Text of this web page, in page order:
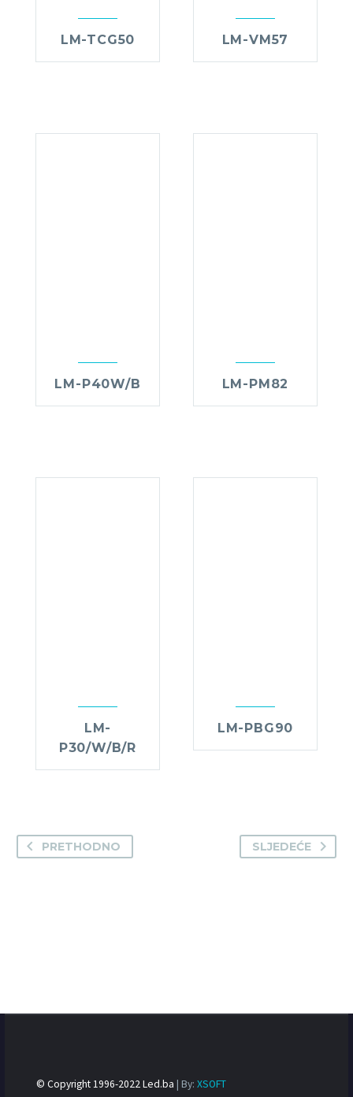
LM-TCG50 LM-VM57
LM-P40W/B LM-PM82
LM-
P30/W/B/R
LM-PBG90
PRETHODNO SLJEDEĆE
© Copyright 1996-2022 Led.ba | By: XSOFT